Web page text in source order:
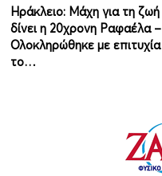
Ηράκλειο: Μάχη για τη ζωή
δίνει η 20χρονη Ραφαέλα –
Ολοκληρώθηκε με επιτυχία
το…